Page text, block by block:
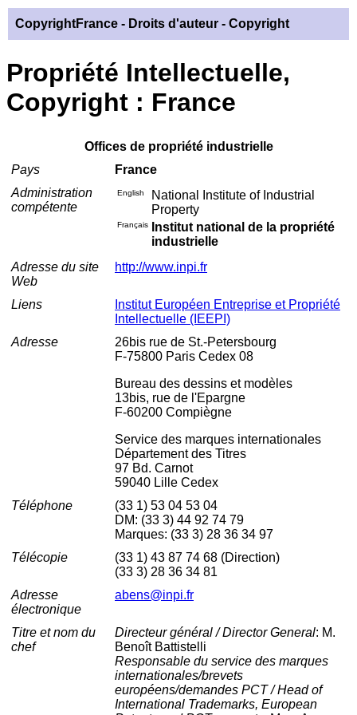
CopyrightFrance - Droits d'auteur - Copyright
Propriété Intellectuelle,
Copyright : France
Offices de propriété industrielle
Pays
France
Administration
compétente
English
National Institute of Industrial
Property
Français
Institut national de la propriété
industrielle
Adresse du site
Web
http://www.inpi.fr
Liens
Institut Européen Entreprise et Propriété
Intellectuelle (IEEPI)
Adresse
26bis rue de St.-Petersbourg
F-75800 Paris Cedex 08
Bureau des dessins et modèles
13bis, rue de l'Epargne
F-60200 Compiègne
Service des marques internationales
Département des Titres
97 Bd. Carnot
59040 Lille Cedex
Téléphone
(33 1) 53 04 53 04
DM: (33 3) 44 92 74 79
Marques: (33 3) 28 36 34 97
Télécopie
(33 1) 43 87 74 68 (Direction)
(33 3) 28 36 34 81
Adresse
électronique
abens@inpi.fr
Titre et nom du
chef
Directeur général / Director General: M.
Benoît Battistelli
Responsable du service des marques
internationales/brevets
européens/demandes PCT / Head of
International Trademarks, European